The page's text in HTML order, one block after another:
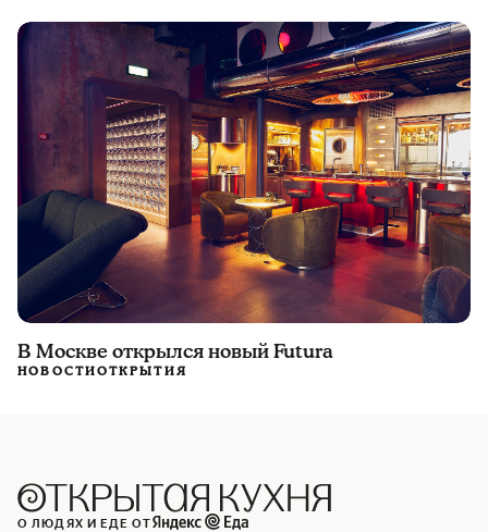
В Москве открылся новый Futura
НОВОСТИОТКРЫТИЯ
О ЛЮДЯХ И ЕДЕ ОТ